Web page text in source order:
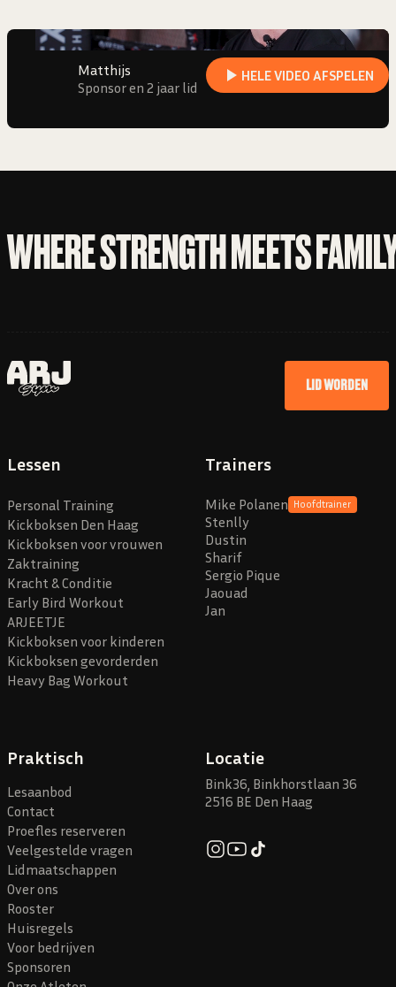
HELE VIDEO AFSPELEN
Matthijs
Sponsor en 2 jaar lid
WHERE STRENGTH MEETS
LID WORDEN
Lessen
Personal Training
Kickboksen Den Haag
Kickboksen voor vrouwen
Zaktraining
Kracht & Conditie
Early Bird Workout
ARJEETJE
Kickboksen voor kinderen
Kickboksen gevorderden
Heavy Bag Workout
Trainers
Mike Polanen Hoofdtrainer
Stenlly
Dustin
Sharif
Sergio Pique
Jaouad
Jan
Praktisch
Lesaanbod
Contact
Proefles reserveren
Veelgestelde vragen
Lidmaatschappen
Over ons
Rooster
Huisregels
Voor bedrijven
Sponsoren
Locatie
Bink36, Binkhorstlaan 36
2516 BE Den Haag